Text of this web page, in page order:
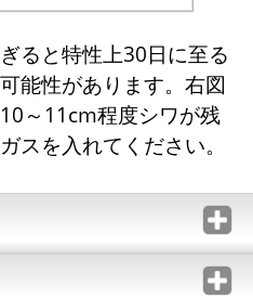
ると特性上30日に至る
能性があります。右図
～11cm程度シワが残
スを入れてください。